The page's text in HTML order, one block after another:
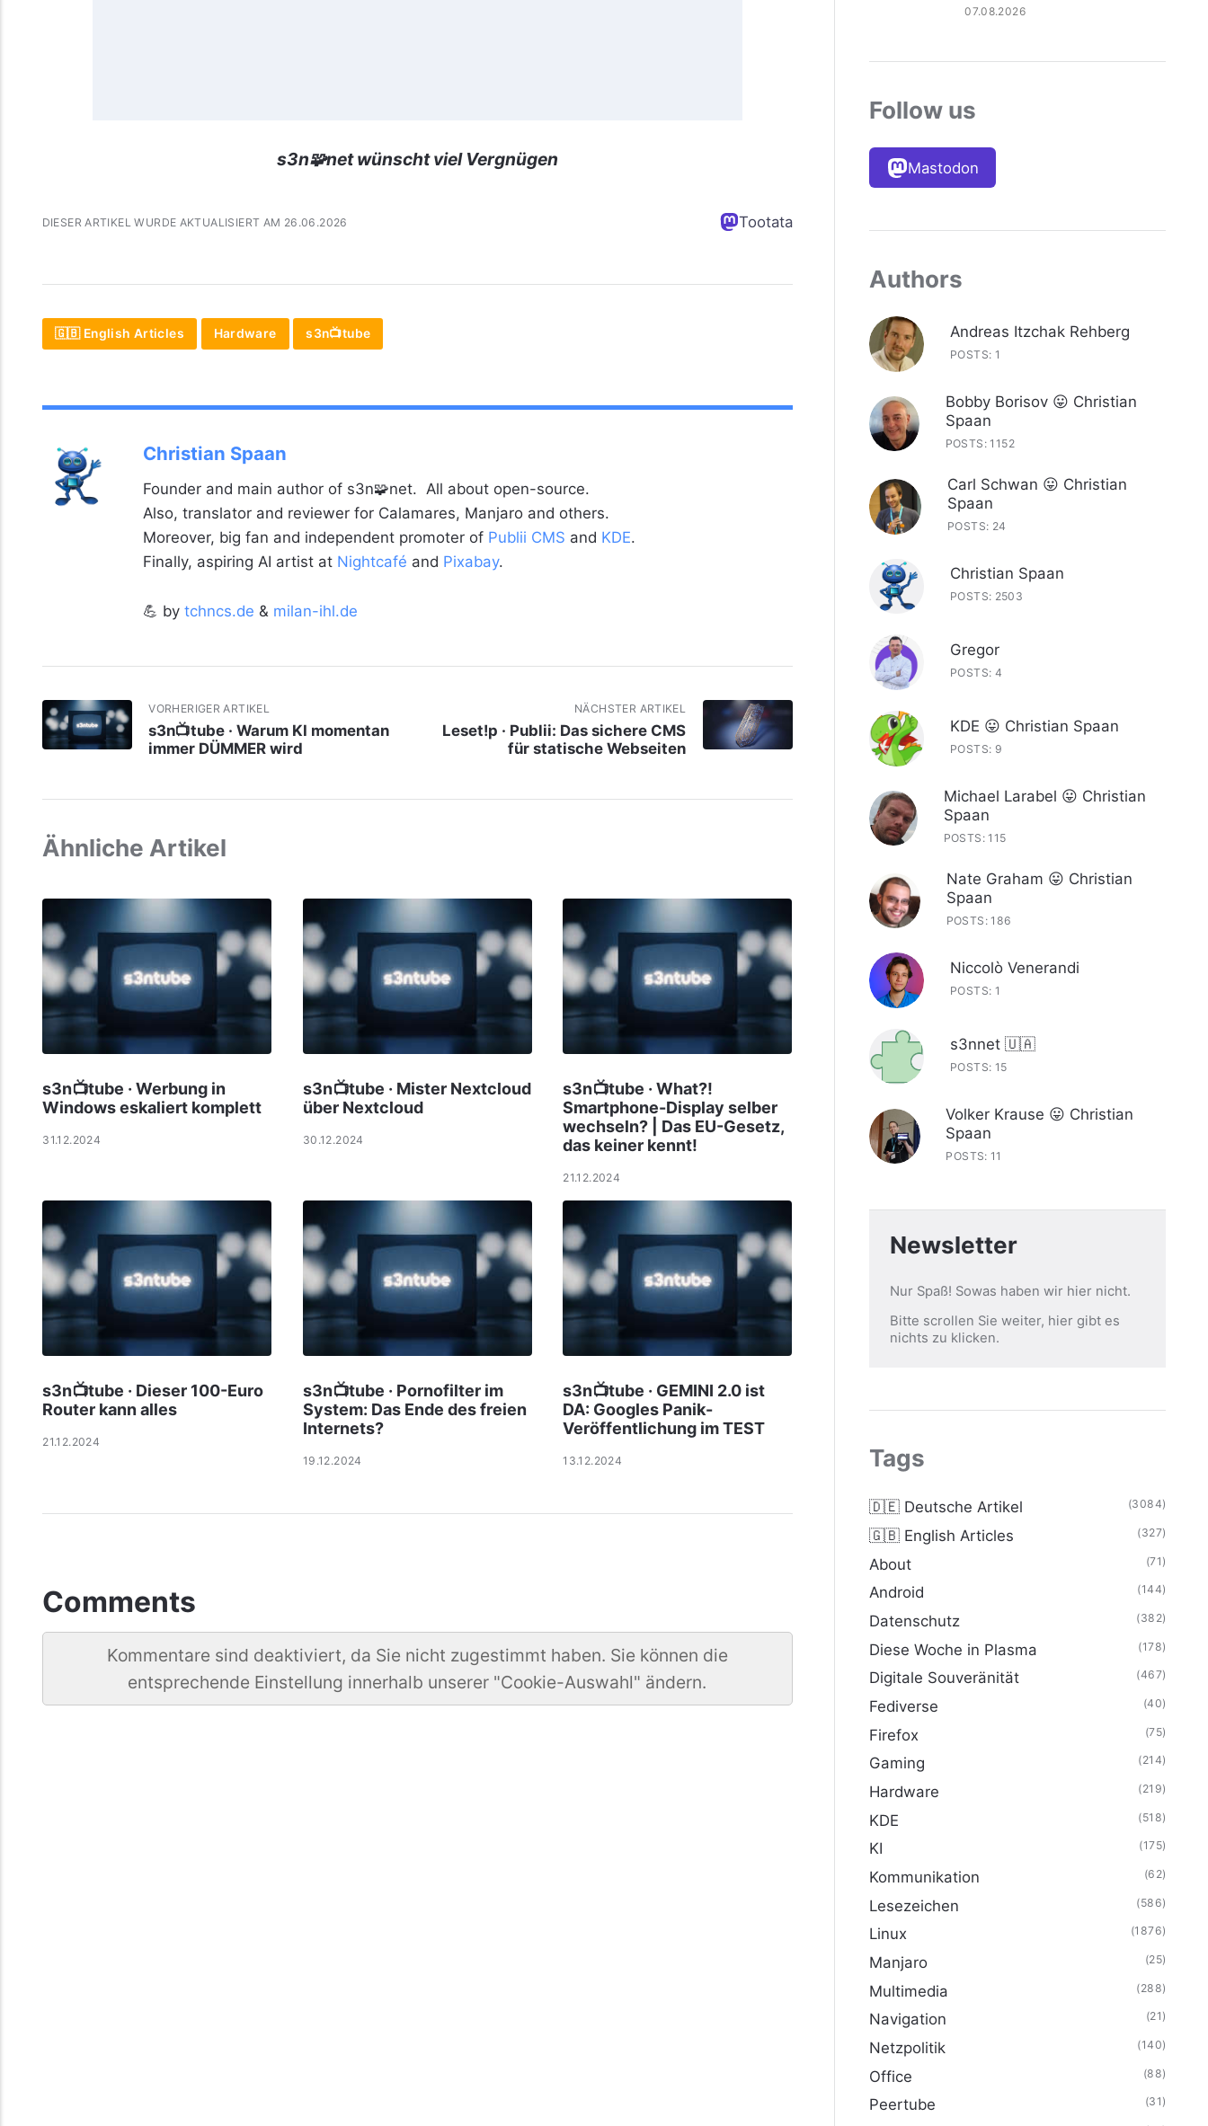
s3n🧩net wünscht viel Vergnügen
DIESER ARTIKEL WURDE AKTUALISIERT AM 26.06.2026 Tootata
🇬🇧 English Articles Hardware s3n📺tube
Christian Spaan
Founder and main author of s3n🧩net. All about open-source.
Also, translator and reviewer for Calamares, Manjaro and others.
Moreover, big fan and independent promoter of Publii CMS and KDE.
Finally, aspiring AI artist at Nightcafé and Pixabay.
💪 by tchncs.de & milan-ihl.de
VORHERIGER ARTIKEL
s3n📺tube · Warum KI momentan
immer DÜMMER wird
NÄCHSTER ARTIKEL
Leset!p · Publii: Das sichere CMS
für statische Webseiten
Ähnliche Artikel
s3n📺tube · Werbung in
Windows eskaliert komplett
31.12.2024
s3n📺tube · Mister Nextcloud
über Nextcloud
30.12.2024
s3n📺tube · What?!
Smartphone-Display selber
wechseln? | Das EU-Gesetz,
das keiner kennt!
21.12.2024
s3n📺tube · Dieser 100-Euro
Router kann alles
21.12.2024
s3n📺tube · Pornofilter im
System: Das Ende des freien
Internets?
19.12.2024
s3n📺tube · GEMINI 2.0 ist
DA: Googles Panik-
Veröffentlichung im TEST
13.12.2024
Comments
Kommentare sind deaktiviert, da Sie nicht zugestimmt haben. Sie können die
entsprechende Einstellung innerhalb unserer "Cookie-Auswahl" ändern.
07.08.2026
Follow us
Mastodon
Authors
Andreas Itzchak Rehberg
POSTS: 1
Bobby Borisov 😛 Christian
Spaan
POSTS: 1152
Carl Schwan 😛 Christian
Spaan
POSTS: 24
Christian Spaan
POSTS: 2503
Gregor
POSTS: 4
KDE 😛 Christian Spaan
POSTS: 9
Michael Larabel 😛 Christian
Spaan
POSTS: 115
Nate Graham 😛 Christian
Spaan
POSTS: 186
Niccolò Venerandi
POSTS: 1
s3nnet 🇺🇦
POSTS: 15
Volker Krause 😛 Christian
Spaan
POSTS: 11
Newsletter
Nur Spaß! Sowas haben wir hier nicht.
Bitte scrollen Sie weiter, hier gibt es
nichts zu klicken.
Tags
🇩🇪 Deutsche Artikel (3084)
🇬🇧 English Articles (327)
About (71)
Android (144)
Datenschutz (382)
Diese Woche in Plasma (178)
Digitale Souveränität (467)
Fediverse (40)
Firefox (75)
Gaming (214)
Hardware (219)
KDE (518)
KI (175)
Kommunikation (62)
Lesezeichen (586)
Linux (1876)
Manjaro (25)
Multimedia (288)
Navigation (21)
Netzpolitik (140)
Office (88)
Peertube (31)